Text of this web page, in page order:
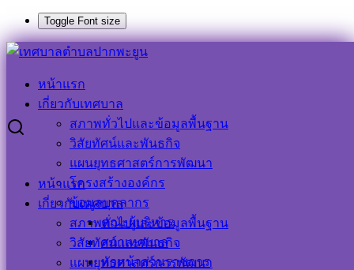
Toggle Font size
Skip
หน้าแรก
เกี่ยวกับเทศบาล
สภาพทั่วไปและข้อมูลพื้นฐาน
วิสัยทัศน์และพันธกิจ
แผนยุทธศาสตร์การพัฒนา
โครงสร้างองค์กร
ข้อมูลบุคลากร
คณะผู้บริหาร
สภาเทศบาล
หัวหน้าส่วนราชการ
หน้าแรก
เกี่ยวกับเทศบาล
สภาพทั่วไปและข้อมูลพื้นฐาน
วิสัยทัศน์และพันธกิจ
แผนยุทธศาสตร์การพัฒนา
๕ ม.ค.๖๕ ประชุมข้าราชการ เพื่อเตรียมความพร้อมในเรื่อง
ต่างๆ
๕ ม.ค.๖๕ ประชุมข้าราชการ เพื่อเตรียม
ความพร้อมในเรื่องต่างๆ
5 มกราคม 20225 มกราคม 2022
เทศบาลตำบลปากพะยูน
ข่าวกิจกรรม